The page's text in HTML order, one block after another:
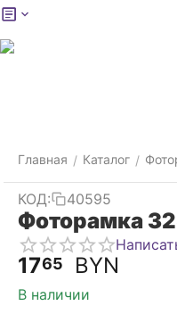
Главная / Каталог /
КОД: 40595
Фоторамка
1765 BYN
В наличии